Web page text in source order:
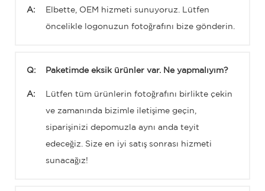
A: Elbette, OEM hizmeti sunuyoruz. Lütfen
öncelikle logonuzun fotoğrafını bize gönderin.
Q: Paketimde eksik ürünler var. Ne yapmalıyım?
A: Lütfen tüm ürünlerin fotoğrafını birlikte çekin
ve zamanında bizimle iletişime geçin,
siparişinizi depomuzla aynı anda teyit
edeceğiz. Size en iyi satış sonrası hizmeti
sunacağız!